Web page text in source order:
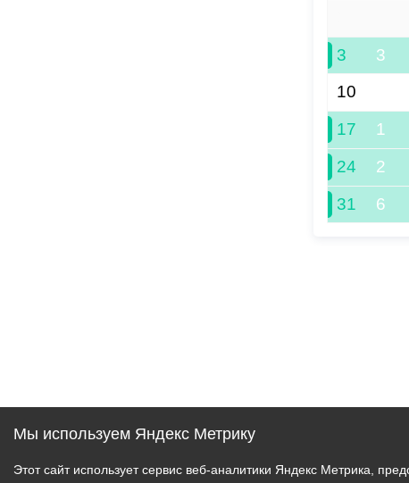
3 3
10
17 1
24 2
31 6
Мы используем Яндекс Метрику
Этот сайт использует сервис веб-аналитики Яндекс Метрика,